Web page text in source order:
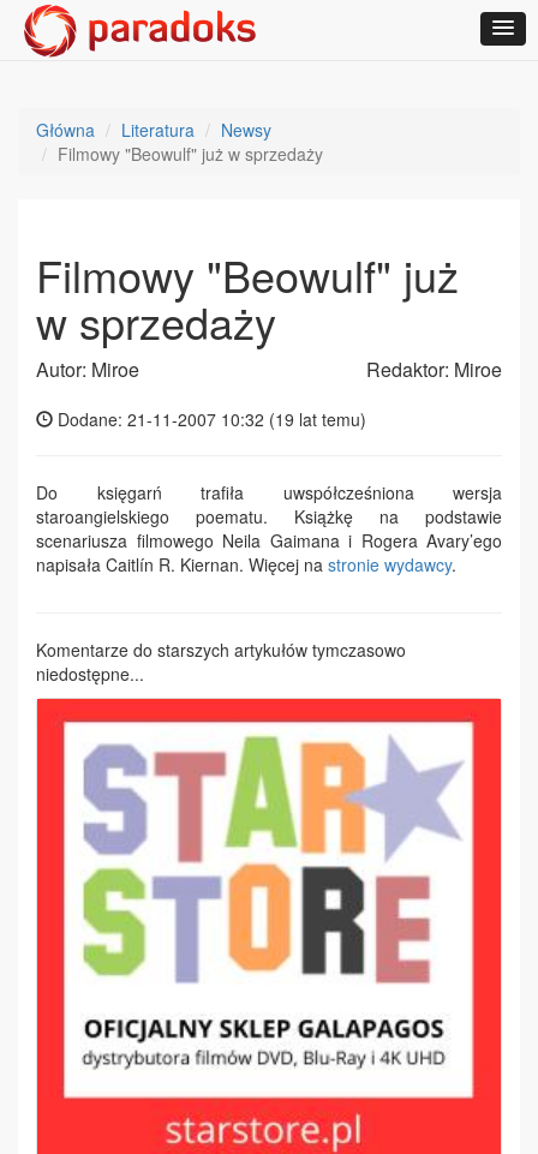
Główna Literatura
Newsy
Filmowy "Beowulf" już w sprzedaży
Filmowy "Beowulf" już
w sprzedaży
Autor: Miroe Redaktor: Miroe
Dodane: 21-11-2007 10:32 (19 lat temu)
Do księgarń trafiła uwspółcześniona wersja
staroangielskiego poematu. Książkę na podstawie
scenariusza filmowego Neila Gaimana i Rogera Avary’ego
napisała Caitlín R. Kiernan. Więcej na stronie wydawcy.
Komentarze do starszych artykułów tymczasowo
niedostępne...